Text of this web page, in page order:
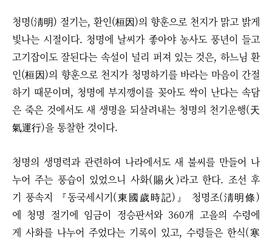
청명(淸明) 절기는, 환인(桓因)의 향훈으로 천지가 맑고 밝게
빛나는 시절이다. 청명에 날씨가 좋아야 농사도 풍년이 들고
고기잡이도 잘된다는 속설이 널리 퍼져 있는 것은, 하느님 환
인(桓因)의 향훈으로 천지가 청명하기를 바라는 마음이 간절
하기 때문이며, 청명에 부지깽이를 꽂아도 싹이 난다는 속담
은 죽은 것에서도 새 생명을 되살려내는 청명의 천기운행(天
氣運行)을 통찰한 것이다.
청명의 생명력과 관련하여 나라에서도 새 불씨를 만들어 나
누어 주는 풍습이 있었으니 사화(賜火)라고 한다. 조선 후
기 풍속지 『동국세시기(東國歲時記)』 청명조(淸明條)
에 청명 절기에 임금이 정승판서와 360개 고을의 수령에
게 사화를 나누어 주었다는 기록이 있고, 수령들은 한식(寒